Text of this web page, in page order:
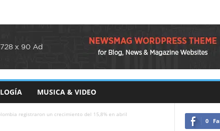
MUSICA & VIDEO
registraron un crecimiento del 15,8% en abril
0